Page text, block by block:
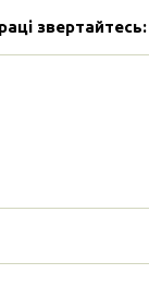
звертайтесь: